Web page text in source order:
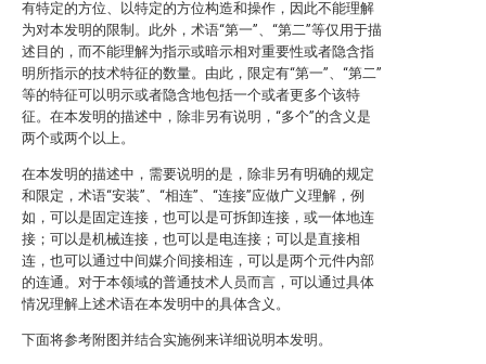
有特定的方位、以特定的方位构造和操作，因此不能理解
为对本发明的限制。此外，术语“第一”、“第二”等仅用于描
述目的，而不能理解为指示或暗示相对重要性或者隐含指
明所指示的技术特征的数量。由此，限定有“第一”、“第二”
等的特征可以明示或者隐含地包括一个或者更多个该特
征。在本发明的描述中，除非另有说明，“多个”的含义是
两个或两个以上。
在本发明的描述中，需要说明的是，除非另有明确的规定
和限定，术语“安装”、“相连”、“连接”应做广义理解，例
如，可以是固定连接，也可以是可拆卸连接，或一体地连
接；可以是机械连接，也可以是电连接；可以是直接相
连，也可以通过中间媒介间接相连，可以是两个元件内部
的连通。对于本领域的普通技术人员而言，可以通过具体
情况理解上述术语在本发明中的具体含义。
下面将参考附图并结合实施例来详细说明本发明。